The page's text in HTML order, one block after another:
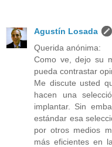
Agustín Losada
Querida anónima:
Como ve, dejo su
pueda contrastar
Me discute usted
hacen una
implantar. Sin
estándar esa
por otros medios
más eficientes en